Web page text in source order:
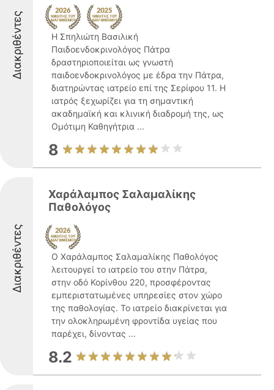
Διακριθέντες
Η Σπηλιώτη Βασιλική
Παιδοενδοκρινολόγος Πάτρα
δραστηριοποιείται ως γνωστή
παιδοενδοκρινολόγος με έδρα την Πάτρα,
διατηρώντας ιατρείο επί της Σερίφου 11. Η
ιατρός ξεχωρίζει για τη σημαντική
ακαδημαϊκή και κλινική διαδρομή της, ως
Ομότιμη Καθηγήτρια ...
8
Διακριθέντες
Χαράλαμπος Σαλαμαλίκης
Παθολόγος
Ο Χαράλαμπος Σαλαμαλίκης Παθολόγος
λειτουργεί το ιατρείο του στην Πάτρα,
στην οδό Κορίνθου 220, προσφέροντας
εμπεριστατωμένες υπηρεσίες στον χώρο
της παθολογίας. Το ιατρείο διακρίνεται για
την ολοκληρωμένη φροντίδα υγείας που
παρέχει, δίνοντας ...
8.2